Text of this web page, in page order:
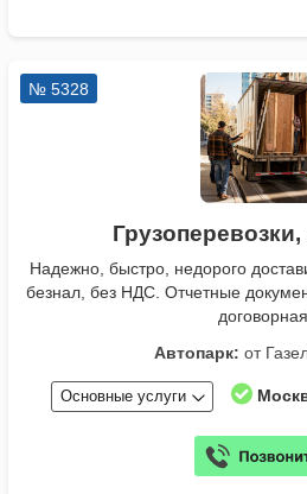
№ 5328
Надежно, быстро, недорого
безнал, без НДС. Отчетные
Автопарк: от
Основные услуги